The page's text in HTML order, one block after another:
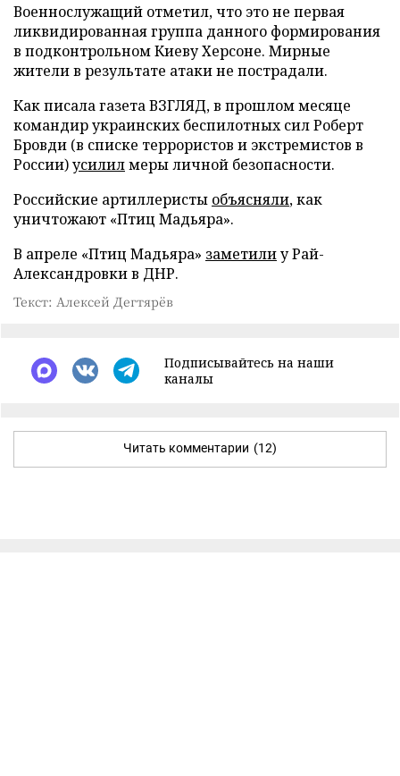
Военнослужащий отметил, что это не первая
ликвидированная группа данного формирования
в подконтрольном Киеву Херсоне. Мирные
жители в результате атаки не пострадали.
Как писала газета ВЗГЛЯД, в прошлом месяце
командир украинских беспилотных сил Роберт
Бровди (в списке террористов и экстремистов в
России)усилилмеры личной безопасности.
Российские артиллеристы объясняли, как
уничтожают «Птиц Мадьяра».
В апреле «Птиц Мадьяра» заметилиу Рай-
Александровки в ДНР.
Текст: Алексей Дегтярёв
Подписывайтесь на наши
каналы
Читать комментарии (12)